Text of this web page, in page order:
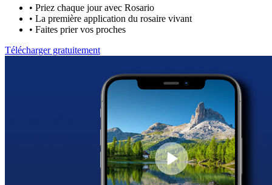
• Priez chaque jour avec Rosario
• La première application du rosaire vivant
• Faites prier vos proches
Télécharger gratuitement